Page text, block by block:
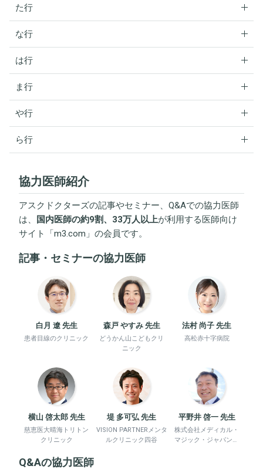
た行
な行
は行
ま行
や行
ら行
協力医師紹介
アスクドクターズの記事やセミナー、Q&Aでの協力医師
は、
国内医師の約9割、33万人以上が利用する医師向け
サイト「m3.com 」の会員です。
記事・セミナーの協力医師
白月 遼 先生
患者目線のクリニック
森戸 やすみ 先生
どうかん山こどもクリ
ニック
法村 尚子 先生
高松赤十字病院
横山 啓太郎 先生
慈恵医大晴海トリトン
クリニック
堤 多可弘 先生
VISION PARTNERメンタ
ルクリニック四谷
平野井 啓一 先生
株式会社メディカル・
マジック・ジャパン、
Q&Aの協力医師